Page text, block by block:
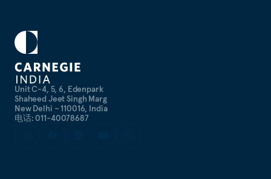
Unit C-4, 5, 6, Edenpark
Shaheed Jeet Singh Marg
New Delhi – 110016, India
电话: 011-40078687